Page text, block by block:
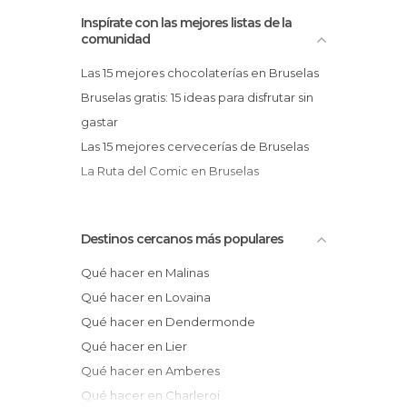
Inspírate con las mejores listas de la
comunidad
Las 15 mejores chocolaterías en Bruselas
Bruselas gratis: 15 ideas para disfrutar sin
gastar
Las 15 mejores cervecerías de Bruselas
La Ruta del Comic en Bruselas
Destinos cercanos más populares
Qué hacer en Malinas
Qué hacer en Lovaina
Qué hacer en Dendermonde
Qué hacer en Lier
Qué hacer en Amberes
Qué hacer en Charleroi